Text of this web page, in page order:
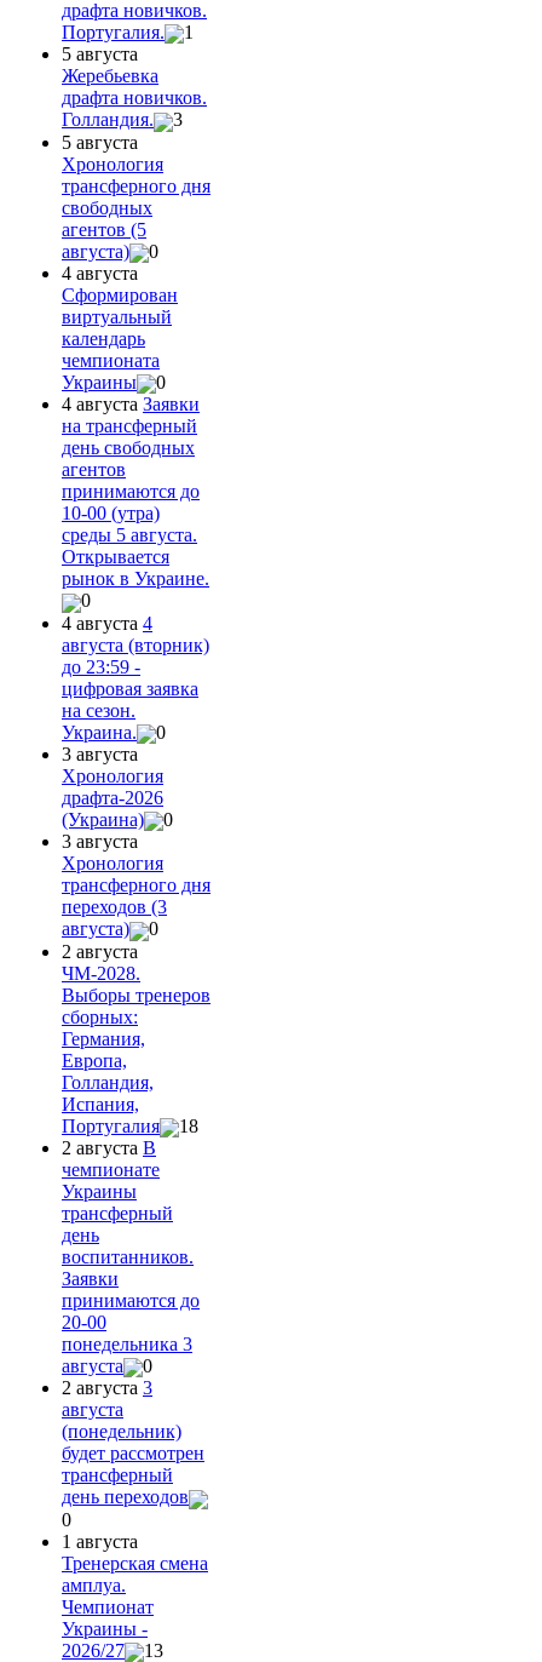
драфта новичков.
Португалия.
1
5 августа
Жеребьевка
драфта новичков.
Голландия.
3
5 августа
Хронология
трансферного дня
свободных
агентов (5
августа)
0
4 августа
Сформирован
виртуальный
календарь
чемпионата
Украины
0
4 августа Заявки
на трансферный
день свободных
агентов
принимаются до
10-00 (утра)
среды 5 августа.
Открывается
рынок в Украине.
0
4 августа 4
августа (вторник)
до 23:59 -
цифровая заявка
на сезон.
Украина.
0
3 августа
Хронология
драфта-2026
(Украина)
0
3 августа
Хронология
трансферного дня
переходов (3
августа)
0
2 августа
ЧМ-2028.
Выборы тренеров
сборных:
Германия,
Европа,
Голландия,
Испания,
Португалия
18
2 августа В
чемпионате
Украины
трансферный
день
воспитанников.
Заявки
принимаются до
20-00
понедельника 3
августа
0
2 августа 3
августа
(понедельник)
будет рассмотрен
трансферный
день переходов
0
1 августа
Тренерская смена
амплуа.
Чемпионат
Украины -
2026/27
13